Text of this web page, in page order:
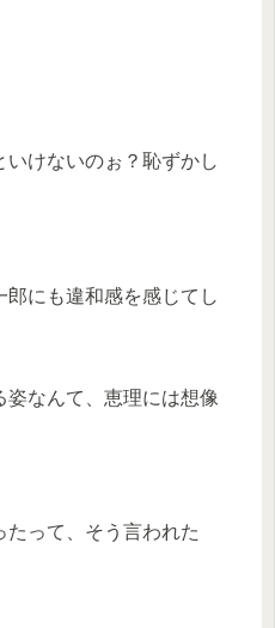
いけないのぉ？恥ずかし
にも違和感を感じてし
なんて、恵理には想像
たって、そう言われた